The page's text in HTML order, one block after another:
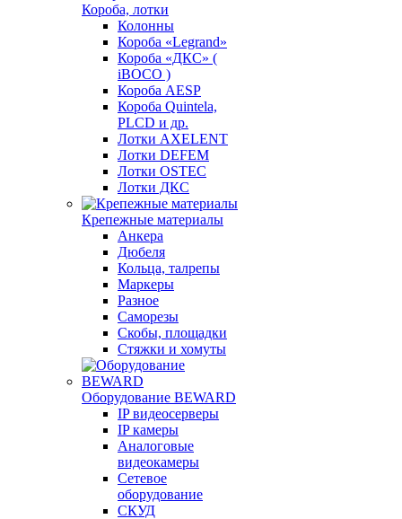
Короба, лотки
Колонны
Короба «Legrand»
Короба «ДКС» (
iBOCO )
Короба AESP
Короба Quintela,
PLCD и др.
Лотки AXELENT
Лотки DEFEM
Лотки OSTEC
Лотки ДКС
Крепежные материалы
Анкера
Дюбеля
Кольца, талрепы
Маркеры
Разное
Саморезы
Скобы, площадки
Стяжки и хомуты
Оборудование BEWARD
IP видеосерверы
IP камеры
Аналоговые
видеокамеры
Сетевое
оборудование
СКУД